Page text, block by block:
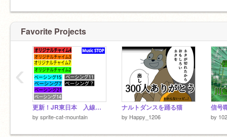
Favorite Projects
更新！JR東日本 入線メロディー集
by sprite-cat-mountain
ナルトダンスを踊る猫
by Happy_1206 by
‹